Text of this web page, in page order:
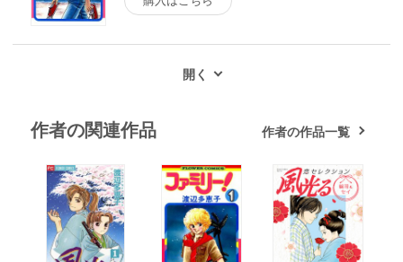
作者の関連作品 作者の作品一覧